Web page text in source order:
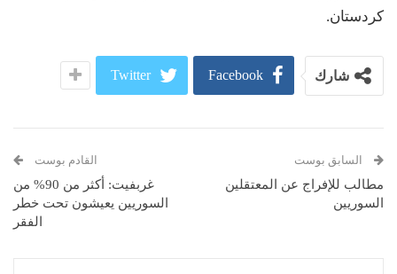
كردستان.
شارك Facebook
Twitter
السابق بوست
مطالب للإفراج عن المعتقلين
السوريين
القادم بوست
غربفيت: أكثر من 90% من
السوريين يعيشون تحت خطر
الفقر